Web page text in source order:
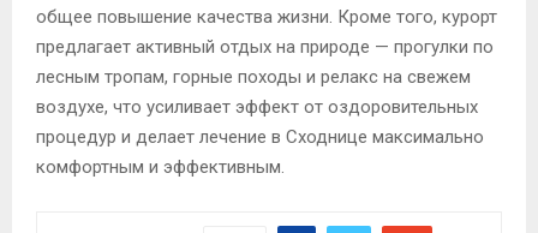
общее повышение качества жизни. Кроме того, курорт
предлагает активный отдых на природе — прогулки по
лесным тропам, горные походы и релакс на свежем
воздухе, что усиливает эффект от оздоровительных
процедур и делает лечение в Сходнице максимально
комфортным и эффективным.